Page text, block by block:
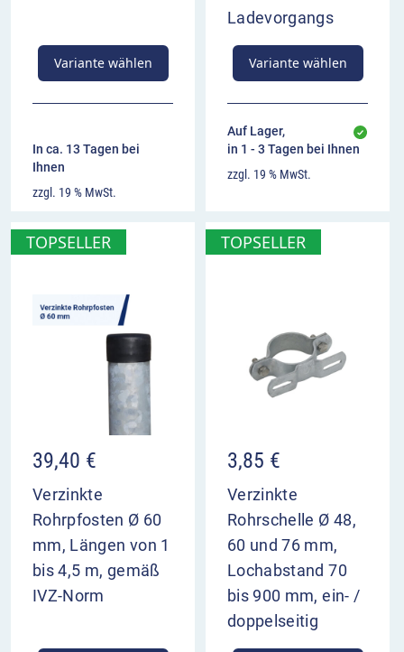
Variante wählen
In ca. 13 Tagen bei
Ihnen
zzgl. 19 % MwSt.
Ladevorgangs
Variante wählen
Auf Lager,
in 1 - 3 Tagen bei Ihnen
zzgl. 19 % MwSt.
TOPSELLER
39,40 €
Verzinkte
Rohrpfosten Ø 60
mm, Längen von 1
bis 4,5 m, gemäß
IVZ-Norm
TOPSELLER
3,85 €
Verzinkte
Rohrschelle Ø 48,
60 und 76 mm,
Lochabstand 70
bis 900 mm, ein- /
doppelseitig